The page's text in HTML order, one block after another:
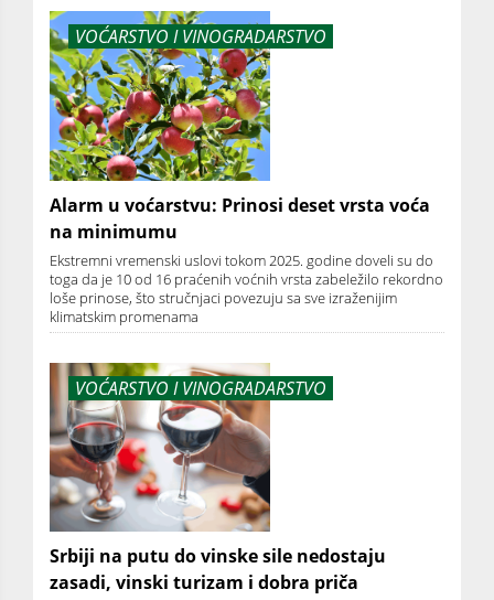
VOĆARSTVO I VINOGRADARSTVO
Alarm u voćarstvu: Prinosi deset vrsta voća
na minimumu
Ekstremni vremenski uslovi tokom 2025. godine doveli su do
toga da je 10 od 16 praćenih voćnih vrsta zabeležilo rekordno
loše prinose, što stručnjaci povezuju sa sve izraženijim
klimatskim promenama
VOĆARSTVO I VINOGRADARSTVO
Srbiji na putu do vinske sile nedostaju
zasadi, vinski turizam i dobra priča